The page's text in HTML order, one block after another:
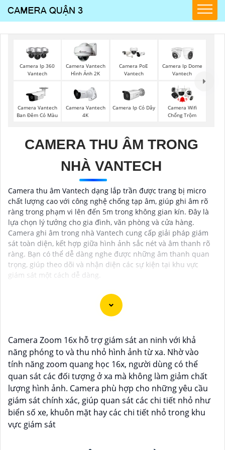
Camera Ip 360
Vantech
Camera Vantech
Hình Ảnh 2K
Camera PoE
Vantech
Camera Ip Dome
Vantech
Camera Vantech
Ban Đêm Có Màu
Camera Vantech
4K
Camera Ip Có Dây
Camera Wifi
Chống Trộm
CAMERA THU ÂM TRONG
NHÀ VANTECH
Camera thu âm Vantech dạng lắp trần được trang bị micro
chất lượng cao với công nghệ chống tạp âm, giúp ghi âm rõ
ràng trong phạm vi lên đến 5m trong không gian kín. Đây là
lựa chọn lý tưởng cho gia đình, văn phòng và cửa hàng.
Camera ghi âm trong nhà Vantech cung cấp giải pháp giám
sát toàn diện, kết hợp giữa hình ảnh sắc nét và âm thanh rõ
ràng. Bạn có thể dễ dàng nghe được những âm thanh quan
trọng, giúp theo dõi và nhận diện các sự kiện tại khu vực
giám sát một cách dễ dàng.
hàng đầu tại Việt Nam, chúng được thiết kế với công
nghệ hiện đại và chất lượng cao để khẳng định an ninh
và giám sát tốt cho ngôi nhà, cửa hàng, văn phòng
hoặc doanh nghiệp của bạn.
Vantech Việt Nam cung cấp các dòng sản phẩm
camera giám sát chất lượng cao như camera IP,
camera HD-TVI, camera AHD, camera wifi, camera
thông minh, và nhiều hơn nữa. Các sản phẩm của
Camera Zoom 16x hỗ trợ giám sát an ninh với khả
năng phóng to và thu nhỏ hình ảnh từ xa. Nhờ vào
tính năng zoom quang học 16x, người dùng có thể
quan sát các đối tượng ở xa mà không làm giảm chất
lượng hình ảnh. Camera phù hợp cho những yêu cầu
giám sát chính xác, giúp quan sát các chi tiết nhỏ như
biển số xe, khuôn mặt hay các chi tiết nhỏ trong khu
vực giám sát